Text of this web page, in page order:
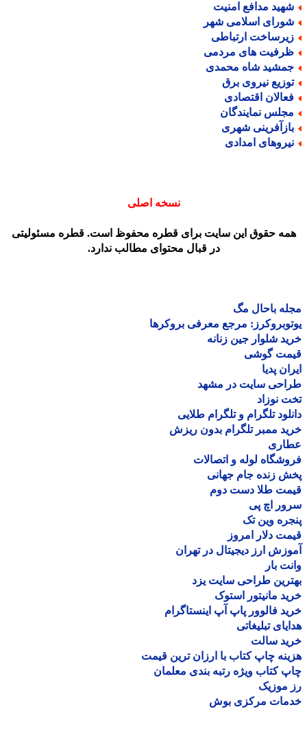
مدافع امنیت
اسلامی شهر
ارتباطی
های مردمی
شاه محمدی
نیروی برق
اقتصادی
نمایندگان
شهری
امدادی
نسخه اصلی
حقوق این سایت برای قطره محفوظ است. قطره مسئولیتی
در قبال محتوای مطالب ندارد.
باحال مگ
مرجع معرفی بروکرها
شلوار جین زنانه
گوشی
پدیا
سایت در مشهد
نوزاد
تلگرام و تلگرام طلایی
ممبر تلگرام بدون ریزش
لوله و اتصالات
زنده جام جهانی
طلا دست دوم
اچ پی
وین تک
دلار امروز
ارز دیجیتال در تهران
بار
طراحی سایت یزد
مانیتور استوک
فالوور پاپ آپ اینستاگرام
تبلیغاتی
سالت
چاپ کتاب با ارزان ترین قیمت
کتاب ویژه رتبه بندی معلمان
موزیک
مرکزی بوش